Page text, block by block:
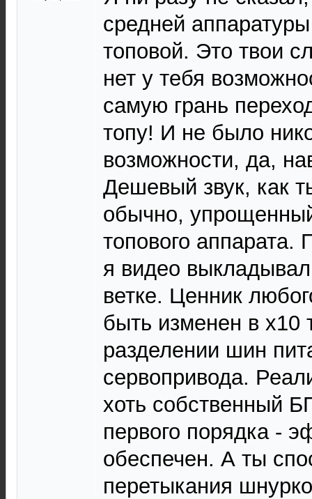
средней
топовой. Это твои
нет у тебя
самую грань
топу! И не было
возможности, да,
Дешевый звук, как
обычно,
топового аппарата.
я видео
ветке. Ценник
быть изменен в х10
разделении шин
сервопривода.
хоть собственный
первого порядка -
обеспечен. А ты
перетыкания